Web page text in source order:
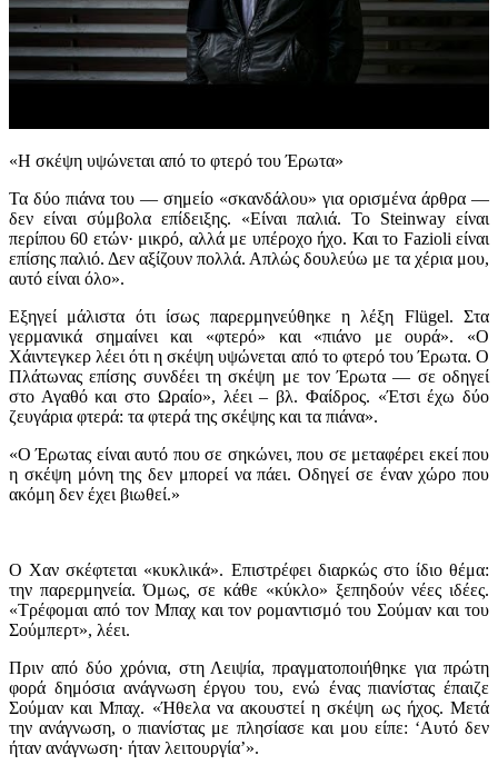
«Η σκέψη υψώνεται από το φτερό του Έρωτα»
Τα δύο πιάνα του — σημείο «σκανδάλου» για ορισμένα άρθρα —
δεν είναι σύμβολα επίδειξης. «Είναι παλιά. Το Steinway είναι
περίπου 60 ετών· μικρό, αλλά με υπέροχο ήχο. Και το Fazioli είναι
επίσης παλιό. Δεν αξίζουν πολλά. Απλώς δουλεύω με τα χέρια μου,
αυτό είναι όλο».
Εξηγεί μάλιστα ότι ίσως παρερμηνεύθηκε η λέξη Flügel. Στα
γερμανικά σημαίνει και «φτερό» και «πιάνο με ουρά». «Ο
Χάιντεγκερ λέει ότι η σκέψη υψώνεται από το φτερό του Έρωτα. Ο
Πλάτωνας επίσης συνδέει τη σκέψη με τον Έρωτα — σε οδηγεί
στο Αγαθό και στο Ωραίο», λέει – βλ. Φαίδρος. «Έτσι έχω δύο
ζευγάρια φτερά: τα φτερά της σκέψης και τα πιάνα».
«Ο Έρωτας είναι αυτό που σε σηκώνει, που σε μεταφέρει εκεί που
η σκέψη μόνη της δεν μπορεί να πάει. Οδηγεί σε έναν χώρο που
ακόμη δεν έχει βιωθεί.»
Ο Χαν σκέφτεται «κυκλικά». Επιστρέφει διαρκώς στο ίδιο θέμα:
την παρερμηνεία. Όμως, σε κάθε «κύκλο» ξεπηδούν νέες ιδέες.
«Τρέφομαι από τον Μπαχ και τον ρομαντισμό του Σούμαν και του
Σούμπερτ», λέει.
Πριν από δύο χρόνια, στη Λειψία, πραγματοποιήθηκε για πρώτη
φορά δημόσια ανάγνωση έργου του, ενώ ένας πιανίστας έπαιζε
Σούμαν και Μπαχ. «Ήθελα να ακουστεί η σκέψη ως ήχος. Μετά
την ανάγνωση, ο πιανίστας με πλησίασε και μου είπε: ‘Αυτό δεν
ήταν ανάγνωση· ήταν λειτουργία’».